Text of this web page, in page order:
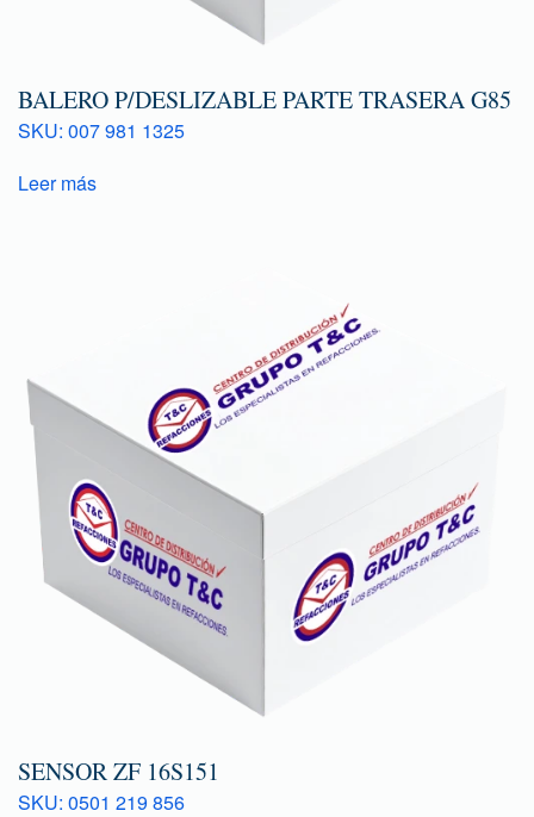
BALERO P/DESLIZABLE PARTE TRASERA G85
SKU: 007 981 1325
Leer más
SENSOR ZF 16S151
SKU: 0501 219 856